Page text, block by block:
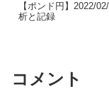
【ポンド円】2022/
析と記録
コメント